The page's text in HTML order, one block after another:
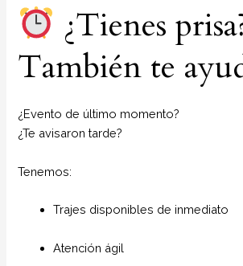
¿Tienes
También te
¿Evento de último momento?
¿Te avisaron tarde?
Tenemos:
Trajes disponibles de inmediato
Atención ágil